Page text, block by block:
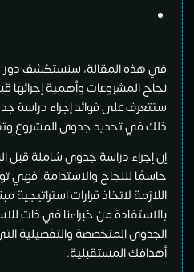
في هذه المقالة، سنستكشف
نجاح المشروعات وأهمية إجرائها
ستتعرف على فوائد إجراء
ذلك في تحديد جدوى المشروع
إن إجراء دراسة جدوى شاملة قبل
حاسمًا للنجاح والاستدامة. فهي
اللازمة لاتخاذ قرارات
بالاستفادة من خبراءنا في ذات
الجدوى المتخصصة والتفصيلية
أهدافك المستقبلية.